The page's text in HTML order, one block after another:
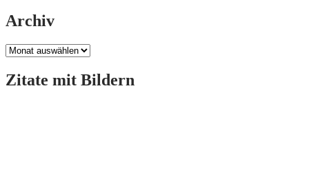
Archiv
Archiv
Zitate mit Bildern